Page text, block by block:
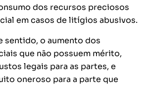
dos recursos preciosos
em casos de litígios abusivos.
sentido, o aumento dos
que não possuem mérito,
legais para as partes, e
oneroso para a parte que